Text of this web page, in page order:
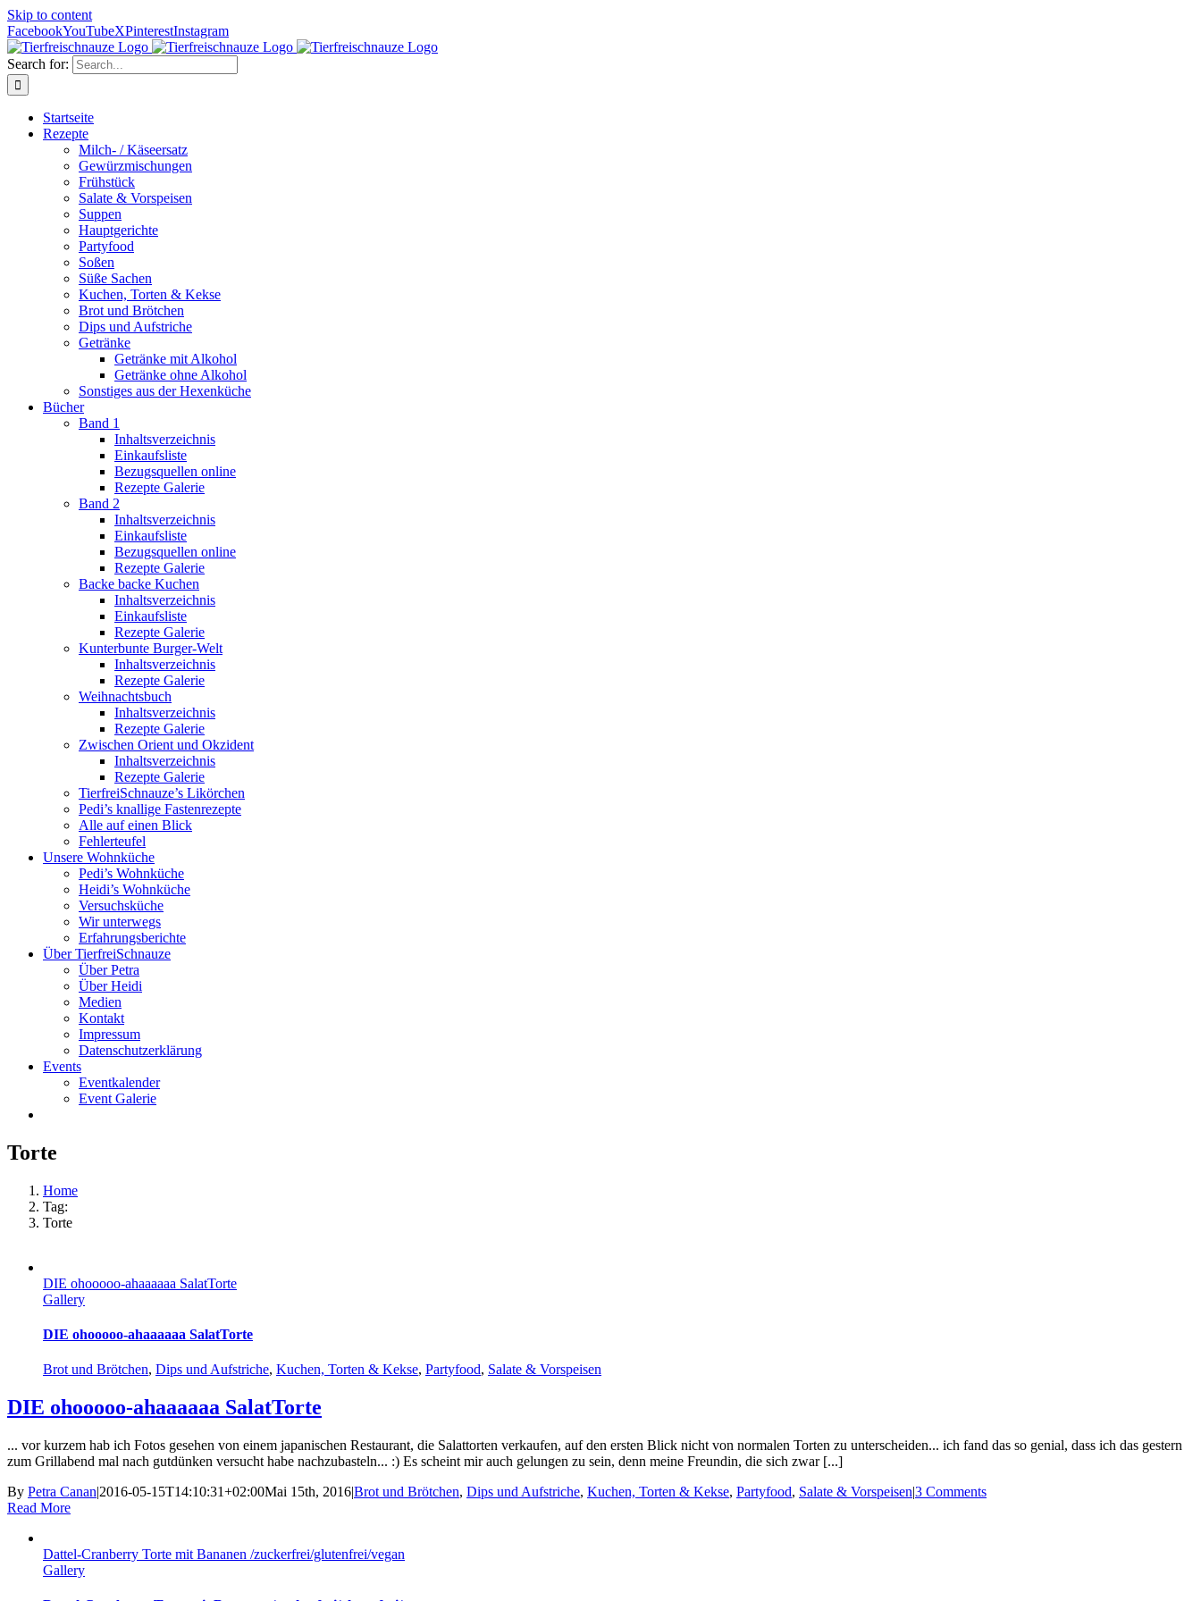
Skip to content
FacebookYouTubeXPinterestInstagram
Search for:
Startseite
Rezepte
Milch- / Käseersatz
Gewürzmischungen
Frühstück
Salate & Vorspeisen
Suppen
Hauptgerichte
Partyfood
Soßen
Süße Sachen
Kuchen, Torten & Kekse
Brot und Brötchen
Dips und Aufstriche
Getränke
Getränke mit Alkohol
Getränke ohne Alkohol
Sonstiges aus der Hexenküche
Bücher
Band 1
Inhaltsverzeichnis
Einkaufsliste
Bezugsquellen online
Rezepte Galerie
Band 2
Inhaltsverzeichnis
Einkaufsliste
Bezugsquellen online
Rezepte Galerie
Backe backe Kuchen
Inhaltsverzeichnis
Einkaufsliste
Rezepte Galerie
Kunterbunte Burger-Welt
Inhaltsverzeichnis
Rezepte Galerie
Weihnachtsbuch
Inhaltsverzeichnis
Rezepte Galerie
Zwischen Orient und Okzident
Inhaltsverzeichnis
Rezepte Galerie
TierfreiSchnauze’s Likörchen
Pedi’s knallige Fastenrezepte
Alle auf einen Blick
Fehlerteufel
Unsere Wohnküche
Pedi’s Wohnküche
Heidi’s Wohnküche
Versuchsküche
Wir unterwegs
Erfahrungsberichte
Über TierfreiSchnauze
Über Petra
Über Heidi
Medien
Kontakt
Impressum
Datenschutzerklärung
Events
Eventkalender
Event Galerie
Torte
Home
Tag:
Torte
DIE ohooooo-ahaaaaaa SalatTorte
Gallery
DIE ohooooo-ahaaaaaa SalatTorte
Brot und Brötchen, Dips und Aufstriche, Kuchen, Torten & Kekse, Partyfood, Salate & Vorspeisen
DIE ohooooo-ahaaaaaa SalatTorte
... vor kurzem hab ich Fotos gesehen von einem japanischen Restaurant, die Salattorten verkaufen, auf den ersten Blick nicht von normalen Torten zu unterscheiden... ich fand das so genial, dass ich das gestern
zum Grillabend mal nach gutdünken versucht habe nachzubasteln... :) Es scheint mir auch gelungen zu sein, denn meine Freundin, die sich zwar [...]
By Petra Canan|2016-05-15T14:10:31+02:00Mai 15th, 2016|Brot und Brötchen, Dips und Aufstriche, Kuchen, Torten & Kekse, Partyfood, Salate & Vorspeisen|3 Comments
Read More
Dattel-Cranberry Torte mit Bananen /zuckerfrei/glutenfrei/vegan
Gallery